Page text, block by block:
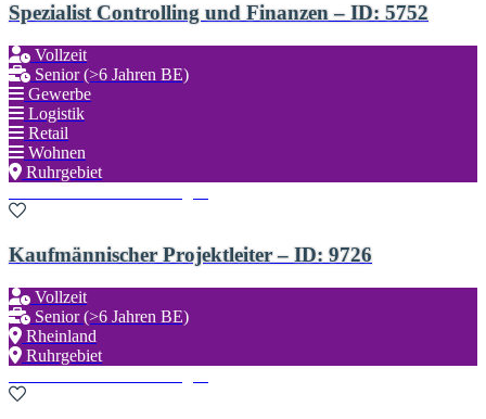
Spezialist Controlling und Finanzen – ID: 5752
Vollzeit
Senior (>6 Jahren BE)
Gewerbe
Logistik
Retail
Wohnen
Ruhrgebiet
Kaufmännischer Projektleiter – ID: 9726
Vollzeit
Senior (>6 Jahren BE)
Rheinland
Ruhrgebiet